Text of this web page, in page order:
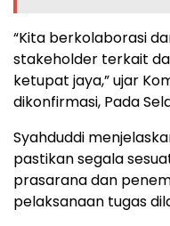
“Kita berkolaborasi
stakeholder terkait
ketupat jaya,” ujar
dikonfirmasi, Pada
Syahduddi
pastikan segala
prasarana dan
pelaksanaan tugas